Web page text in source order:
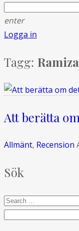
enter
Logga in
Tagg:
Att berätta
Allmänt, Recension
Sök